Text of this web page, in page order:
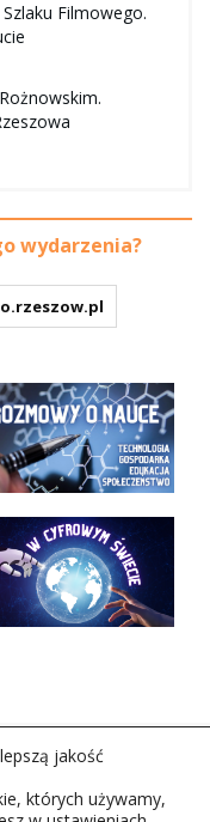
Filmowego.
wydarzenia?
jakość
których używamy,